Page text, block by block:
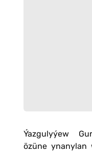
Ýazgulyýew
özüne ynanylan